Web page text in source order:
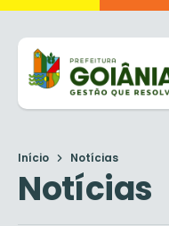
Início Notícias
Notícias